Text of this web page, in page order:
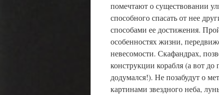
помечтают о существовании
способного спасать от нее
способами ее достижения.
особенностях жизни,
невесомости. Скафандрах,
конструкции корабля (а вот
додумался!). Не позабудут о
картинами звездного неба,